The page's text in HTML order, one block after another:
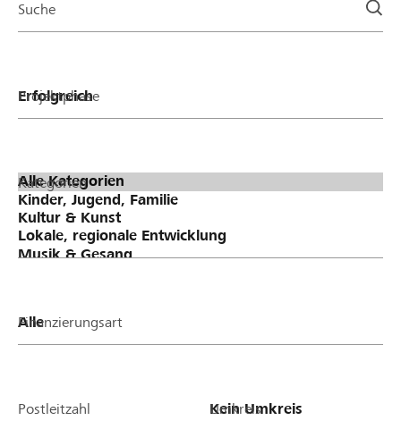
Suche
Projektphase
Kategorien
Finanzierungsart
Postleitzahl Umkreis